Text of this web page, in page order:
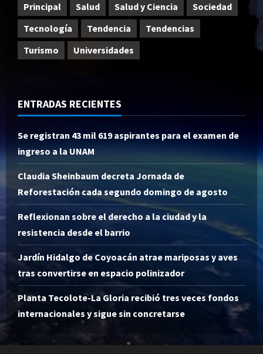
Principal
Salud Salud y Ciencia
Sociedad
Tecnología
Tendencia
Tendencias
Turismo
Universidades
ENTRADAS RECIENTES
Se registran 43 mil 619 aspirantes para el examen de
ingreso a la UNAM
Claudia Sheinbaum decreta Jornada de
Reforestación cada segundo domingo de agosto
Reflexionan sobre el derecho a la ciudad y la
resistencia desde el barrio
Jardín Hidalgo de Coyoacán atrae mariposas y aves
tras convertirse en espacio polinizador
Planta Tecolote-La Gloria recibió tres veces fondos
internacionales y sigue sin concretarse